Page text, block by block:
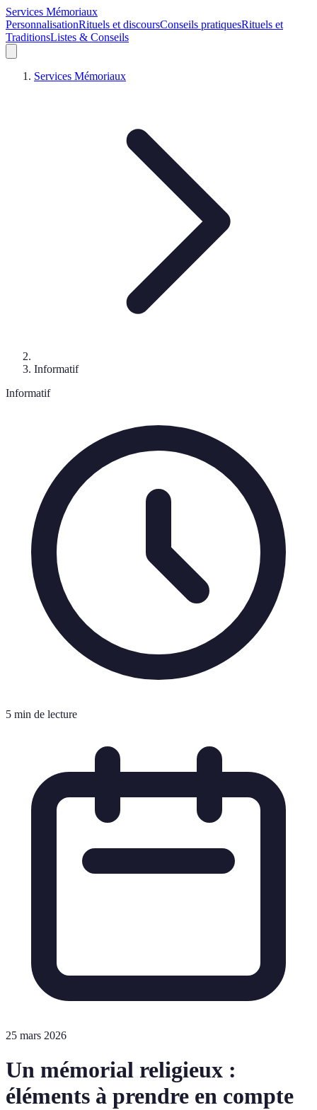
Services Mémoriaux
PersonnalisationRituels et discoursConseils pratiquesRituels et
TraditionsListes & Conseils
Services Mémoriaux
Informatif
Informatif
5 min de lecture
25 mars 2026
Un mémorial religieux :
éléments à prendre en compte